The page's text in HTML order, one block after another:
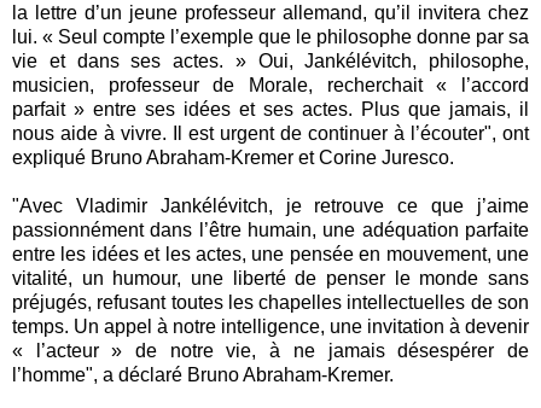
la lettre d’un jeune professeur allemand, qu’il invitera chez
lui. « Seul compte l’exemple que le philosophe donne par sa
vie et dans ses actes. » Oui, Jankélévitch, philosophe,
musicien, professeur de Morale, recherchait « l’accord
parfait » entre ses idées et ses actes. Plus que jamais, il
nous aide à vivre. Il est urgent de continuer à l’écouter", ont
expliqué Bruno Abraham-Kremer et Corine Juresco.
"Avec Vladimir Jankélévitch, je retrouve ce que j’aime
passionnément dans l’être humain, une adéquation parfaite
entre les idées et les actes, une pensée en mouvement, une
vitalité, un humour, une liberté de penser le monde sans
préjugés, refusant toutes les chapelles intellectuelles de son
temps. Un appel à notre intelligence, une invitation à devenir
« l’acteur » de notre vie, à ne jamais désespérer de
l’homme", a déclaré Bruno Abraham-Kremer.